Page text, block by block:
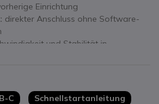
Einrichtung
direkter Anschluss ohne Software-
und Stabilität in
WPA3-Verschlüsselung zum Schutz
C Schnellstartanleitung